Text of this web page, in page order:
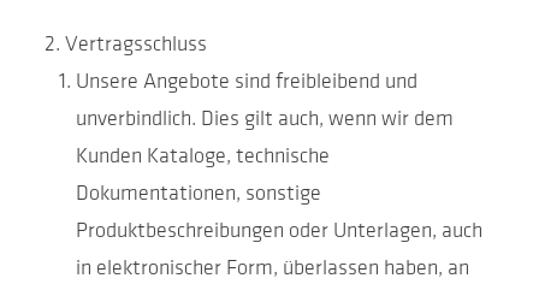
Vertragsschluss
Unsere Angebote sind freibleibend und
unverbindlich. Dies gilt auch, wenn wir dem
Kunden Kataloge, technische
Dokumentationen, sonstige
Produktbeschreibungen oder Unterlagen, auch
in elektronischer Form, überlassen haben, an